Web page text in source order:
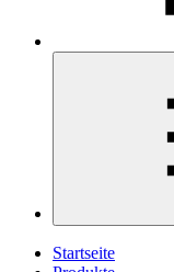
Startseite